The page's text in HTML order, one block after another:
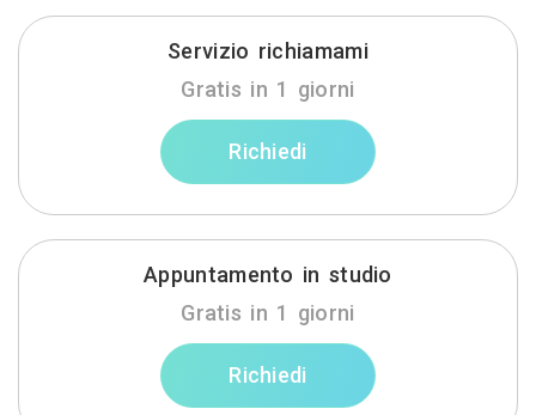
Servizio richiamami
Gratis in 1 giorni
Richiedi
Appuntamento in studio
Gratis in 1 giorni
Richiedi